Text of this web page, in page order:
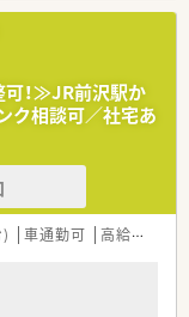
員であり、リネンリ
接に連携していま
力しており、医療と介
える法人です。
の安定供給や、バー
など安全面も万全で
着きのある職場で、
もしやすい環境で
可！≫JR前沢駅か
ク相談可／社宅あ
車通勤可 高給与(600万円以上)